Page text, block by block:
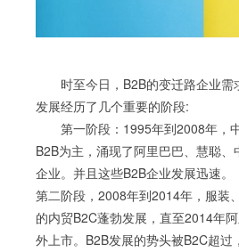
时至今日，B2B的变迁路企业
发展经历了几个重要的阶段:
第一阶段：1995年到2008年，
B2B为主，涌现了阿里巴巴、慧聪
企业。并且这些B2B企业发展迅速。
第二阶段，2008年到2014年，服装
的内贸B2C蓬勃发展，直至2014年
外上市。B2B发展的势头被B2C超过